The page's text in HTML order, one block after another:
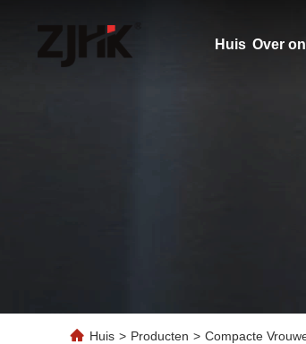
Huis Over
Huis > Producten > Compacte